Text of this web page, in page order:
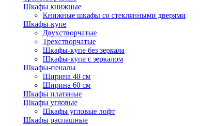
Шкафы книжные
Книжные шкафы со стеклянными дверями
Шкафы-купе
Двухстворчатые
Трехстворчатые
Шкафы-купе без зеркала
Шкафы-купе с зеркалом
Шкафы-пеналы
Ширина 40 см
Ширина 60 см
Шкафы платяные
Шкафы угловые
Шкафы угловые лофт
Шкафы распашные